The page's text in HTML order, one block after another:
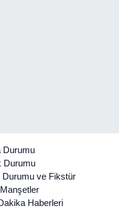
Durumu
Durumu
Durumu ve Fikstür
Haberleri